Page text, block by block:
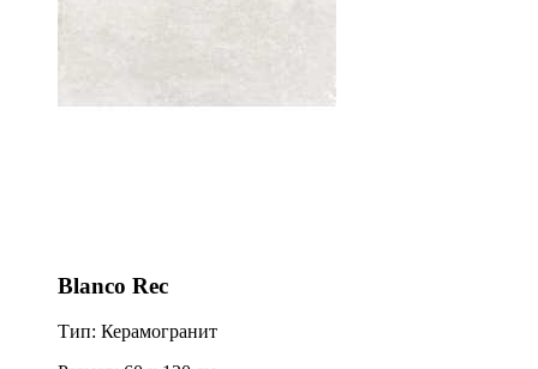
Blanco Rec
Тип: Керамогранит